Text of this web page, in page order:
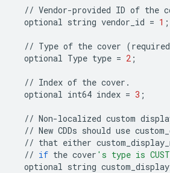
// Vendor-provided ID of the
optional string vendor_id = 1 ;
// Type of the cover (required
optional Type type = 2 ;
// Index of the cover .
optional int64 index = 3 ;
// Non-localized custom
// New CDDs should use
// that either
// if the cover 's type is
optional string